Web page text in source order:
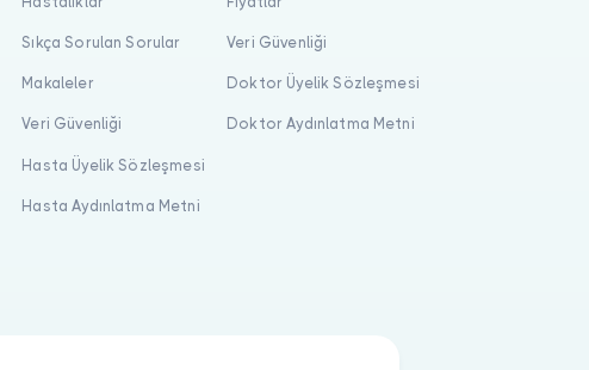
Sıkça Sorulan Sorular
Makaleler
Veri Güvenliği
Hasta Üyelik Sözleşmesi
Hasta Aydınlatma Metni
Veri Güvenliği
Doktor Üyelik Sözleşmesi
Doktor Aydınlatma Metni